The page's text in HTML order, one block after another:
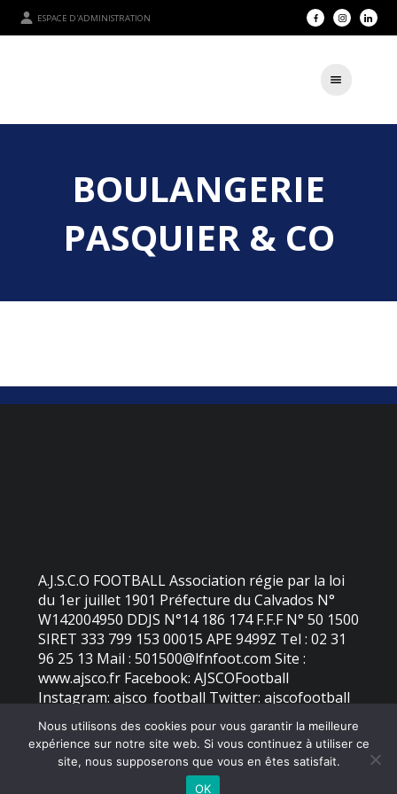
ESPACE D'ADMINISTRATION
BOULANGERIE
PASQUIER & CO
A.J.S.C.O FOOTBALL Association régie par la loi
du 1er juillet 1901 Préfecture du Calvados N°
W142004950 DDJS N°14 186 174 F.F.F N° 50 1500
SIRET 333 799 153 00015 APE 9499Z Tel : 02 31
96 25 13 Mail : 501500@lfnfoot.com Site :
www.ajsco.fr Facebook: AJSCOFootball
Instagram: ajsco_football Twitter: ajscofootball
2026 - AJS Colleville Ouistreham | Site internet réalisé par
Nous utilisons des cookies pour vous garantir la meilleure
expérience sur notre site web. Si vous continuez à utiliser ce
site, nous supposerons que vous en êtes satisfait.
OK